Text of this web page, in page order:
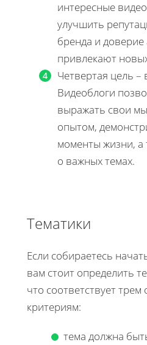
интересные
улучшить
бренда и доверие
привлекают
Четвертая цель –
Видеоблоги
выражать свои
опытом,
моменты жизни, а
о важных темах.
Тематики
Если собираетесь
вам стоит определить
что соответствует
критериям:
тема должна